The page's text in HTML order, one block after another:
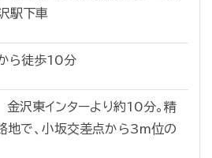
駅下車
ら徒歩10分
沢東インターより約10分。精
地で、小坂交差点から3m位の